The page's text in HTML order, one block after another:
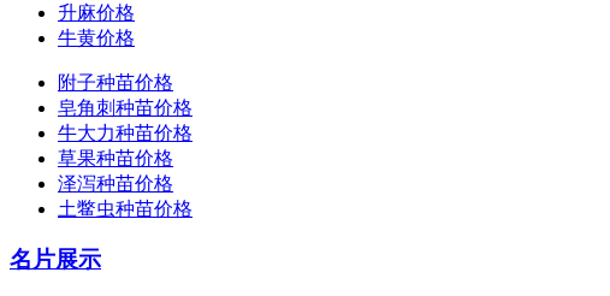
升麻价格
牛黄价格
附子种苗价格
皂角刺种苗价格
牛大力种苗价格
草果种苗价格
泽泻种苗价格
土鳖虫种苗价格
名片展示